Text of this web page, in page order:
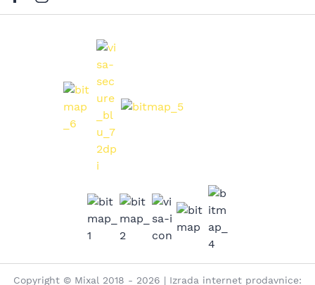
Copyright © Mixal 2018 - 2026 | Izrada internet prodavnice: